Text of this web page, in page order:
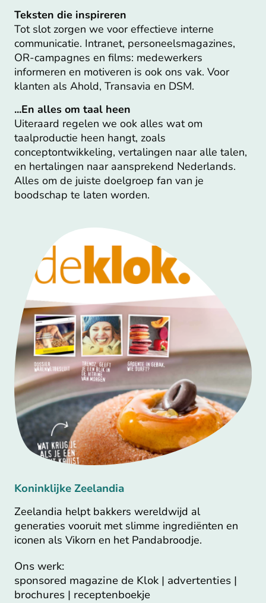
Teksten die inspireren
Tot slot zorgen we voor effectieve interne
communicatie. Intranet, personeelsmagazines,
OR-campagnes en films: medewerkers
informeren en motiveren is ook ons vak. Voor
klanten als Ahold, Transavia en DSM.
...En alles om taal heen
Uiteraard regelen we ook alles wat om
taalproductie heen hangt, zoals
conceptontwikkeling, vertalingen naar alle talen,
en hertalingen naar aansprekend Nederlands.
Alles om de juiste doelgroep fan van je
boodschap te laten worden.
Koninklijke Zeelandia
Zeelandia helpt bakkers wereldwijd al
generaties vooruit met slimme ingrediënten en
iconen als Vikorn en het Pandabroodje.
Ons werk:
sponsored magazine de Klok | advertenties |
brochures | receptenboekje